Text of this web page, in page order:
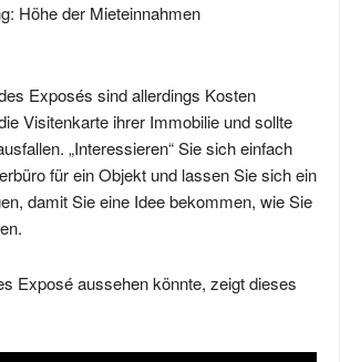
Höhe der Mieteinnahmen
Exposés sind allerdings Kosten
Visitenkarte ihrer Immobilie und sollte
„Interessieren“ Sie sich einfach
für ein Objekt und lassen Sie sich ein
damit Sie eine Idee bekommen, wie Sie
Exposé aussehen könnte, zeigt dieses